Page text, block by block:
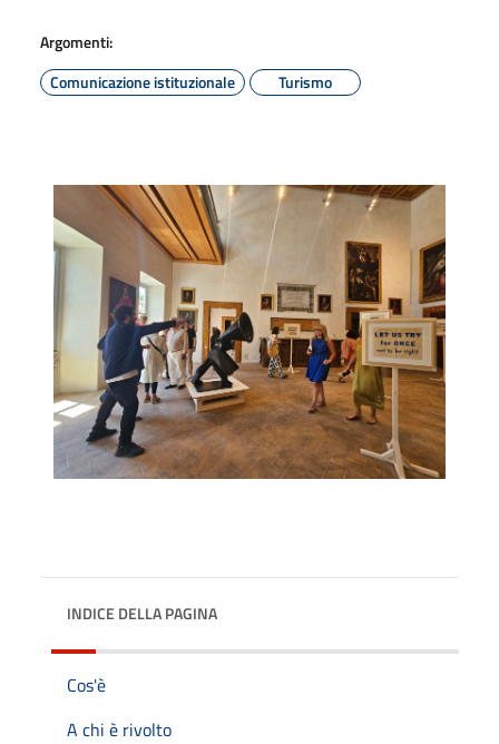
Argomenti:
Comunicazione istituzionale
Turismo
INDICE DELLA PAGINA
Cos'è
A chi è rivolto